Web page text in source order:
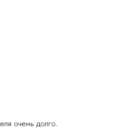
очень долго.